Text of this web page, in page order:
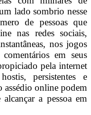
lado sombrio nesse
de pessoas que
nas redes sociais,
nos jogos
em seus
pela internet
persistentes e
assédio online podem
a pessoa em